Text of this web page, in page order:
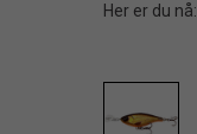
Her er du nå: